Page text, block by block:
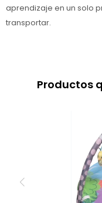
aprendizaje en un solo
transportar.
Productos